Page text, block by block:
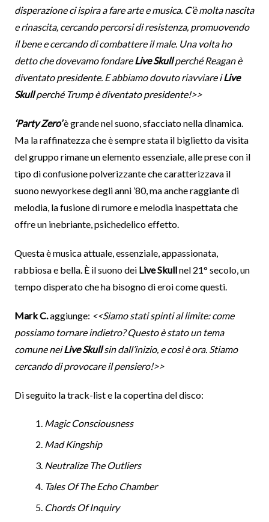
disperazione ci ispira a fare arte e musica. C’è molta nascita
e rinascita, cercando percorsi di resistenza, promuovendo
il bene e cercando di combattere il male. Una volta ho
detto che dovevamo fondareLive Skullperché Reagan è
diventato presidente. E abbiamo dovuto riavviare iLive
Skullperché Trump è diventato presidente!>>
‘Party Zero’è grande nel suono, sfacciato nella dinamica.
Ma la raffinatezza che è sempre stata il biglietto da visita
del gruppo rimane un elemento essenziale, alle prese con il
tipo di confusione polverizzante che caratterizzava il
suono newyorkese degli anni ’80, ma anche raggiante di
melodia, la fusione di rumore e melodia inaspettata che
offre un inebriante, psichedelico effetto.
Questa è musica attuale, essenziale, appassionata,
rabbiosa e bella. È il suono dei Live Skullnel 21° secolo, un
tempo disperato che ha bisogno di eroi come questi.
Mark C.aggiunge: <<Siamo stati spinti al limite: come
possiamo tornare indietro? Questo è stato un tema
comune neiLive Skullsin dall’inizio, e così è ora. Stiamo
cercando di provocare il pensiero!>>
Di seguito la track-list e la copertina del disco:
Magic Consciousness
Mad Kingship
Neutralize The Outliers
Tales Of The Echo Chamber
Chords Of Inquiry